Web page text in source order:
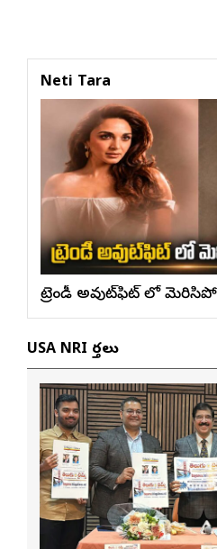
Neti Tara
ట్రెండీ అవుట్‌ఫిట్ లో
USA NRI వార్తలు